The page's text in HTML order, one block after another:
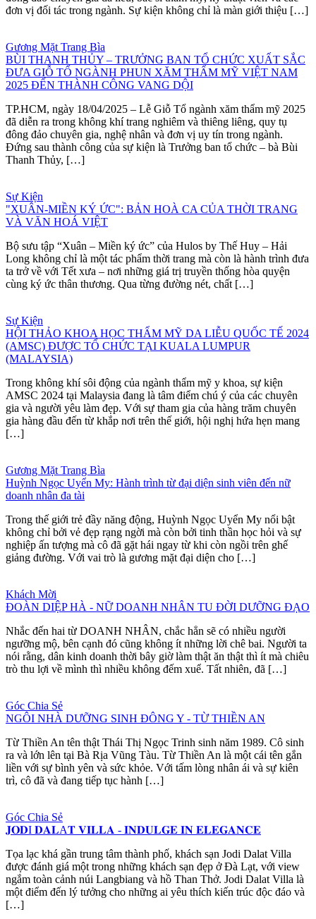
đơn vị đối tác trong ngành. Sự kiện không chỉ là màn giới thiệu […]
Gương Mặt Trang Bìa
BÙI THANH THỦY – TRƯỞNG BAN TỔ CHỨC XUẤT SẮC
ĐƯA GIỖ TỔ NGÀNH PHUN XĂM THẨM MỸ VIỆT NAM
2025 ĐẾN THÀNH CÔNG VANG DỘI
TP.HCM, ngày 18/04/2025 – Lễ Giỗ Tổ ngành xăm thẩm mỹ 2025
đã diễn ra trong không khí trang nghiêm và thiêng liêng, quy tụ
đông đảo chuyên gia, nghệ nhân và đơn vị uy tín trong ngành.
Đứng sau thành công của sự kiện là Trưởng ban tổ chức – bà Bùi
Thanh Thủy, […]
Sự Kiện
"XUÂN-MIỀN KÝ ỨC": BẢN HOÀ CA CỦA THỜI TRANG
VÀ VĂN HOÁ VIỆT
Bộ sưu tập “Xuân – Miền ký ức” của Hulos by Thế Huy – Hải
Long không chỉ là một tác phẩm thời trang mà còn là hành trình đưa
ta trở về với Tết xưa – nơi những giá trị truyền thống hòa quyện
cùng ký ức thân thương. Qua từng đường nét, chất […]
Sự Kiện
HỘI THẢO KHOA HỌC THẨM MỸ DA LIỄU QUỐC TẾ 2024
(AMSC) ĐƯỢC TỔ CHỨC TẠI KUALA LUMPUR
(MALAYSIA)
Trong không khí sôi động của ngành thẩm mỹ y khoa, sự kiện
AMSC 2024 tại Malaysia đang là tâm điểm chú ý của các chuyên
gia và người yêu làm đẹp. Với sự tham gia của hàng trăm chuyên
gia hàng đầu đến từ khắp nơi trên thế giới, hội nghị hứa hẹn mang
[…]
Gương Mặt Trang Bìa
Huỳnh Ngọc Uyển My: Hành trình từ đại diện sinh viên đến nữ
doanh nhân đa tài
Trong thế giới trẻ đầy năng động, Huỳnh Ngọc Uyển My nổi bật
không chỉ bởi vẻ đẹp rạng ngời mà còn bởi tinh thần học hỏi và sự
nghiệp ấn tượng mà cô đã gặt hái ngay từ khi còn ngồi trên ghế
giảng đường. Với vai trò là gương mặt đại diện cho […]
Khách Mời
ĐOÀN DIỆP HÀ - NỮ DOANH NHÂN TU ĐỜI DƯỠNG ĐẠO
Nhắc đến hai từ DOANH NHÂN, chắc hẳn sẽ có nhiều người
ngưỡng mộ, bên cạnh đó cũng không ít những lời chê bai. Người ta
nói rằng, dân kinh doanh thời bây giờ làm thật ăn thật thì ít mà chiêu
trò thu lợi về mình thì nhiều không đếm xuể. Tất nhiên, đã […]
Góc Chia Sẻ
NGÔI NHÀ DƯỠNG SINH ĐÔNG Y - TỪ THIỀN AN
Từ Thiền An tên thật Thái Thị Ngọc Trinh sinh năm 1989. Cô sinh
ra và lớn lên tại Bà Rịa Vũng Tàu. Từ Thiền An là một cái tên gắn
liền với sự bình yên và sức khỏe. Với tấm lòng nhân ái và sự kiên
trì, cô đã và đang tiếp tục hành […]
Góc Chia Sẻ
𝐉𝐎𝐃I 𝐃𝐀𝐋A𝐓 𝐕𝐈𝐋𝐋𝐀 - 𝐈𝐍𝐃𝐔𝐋𝐆𝐄 𝐈𝐍 𝐄𝐋𝐄𝐆𝐀𝐍𝐂𝐄
Tọa lạc khá gần trung tâm thành phố, khách sạn Jodi Dalat Villa
được đánh giá một trong những khách sạn đẹp ở Đà Lạt, với view
ngắm toàn cảnh núi Langbiang và hồ Than Thở. Jodi Dalat Villa là
một điểm đến lý tưởng cho những ai yêu thích kiến trúc độc đáo và
[…]